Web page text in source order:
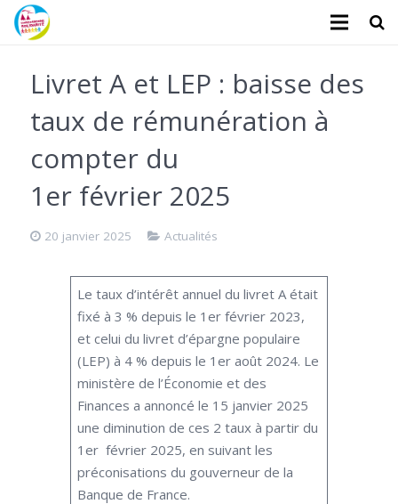
Santé
Faire un don
Livret A et LEP : baisse des
taux de rémunération à
compter du
1er février 2025
20 janvier 2025 Actualités
Le taux d’intérêt annuel du livret A était
fixé à 3 % depuis le 1er février 2023,
et celui du livret d’épargne populaire
(LEP) à 4 % depuis le 1er août 2024. Le
ministère de l’Économie et des
Finances a annoncé le 15 janvier 2025
une diminution de ces 2 taux à partir du
1er février 2025, en suivant les
préconisations du gouverneur de la
Banque de France.